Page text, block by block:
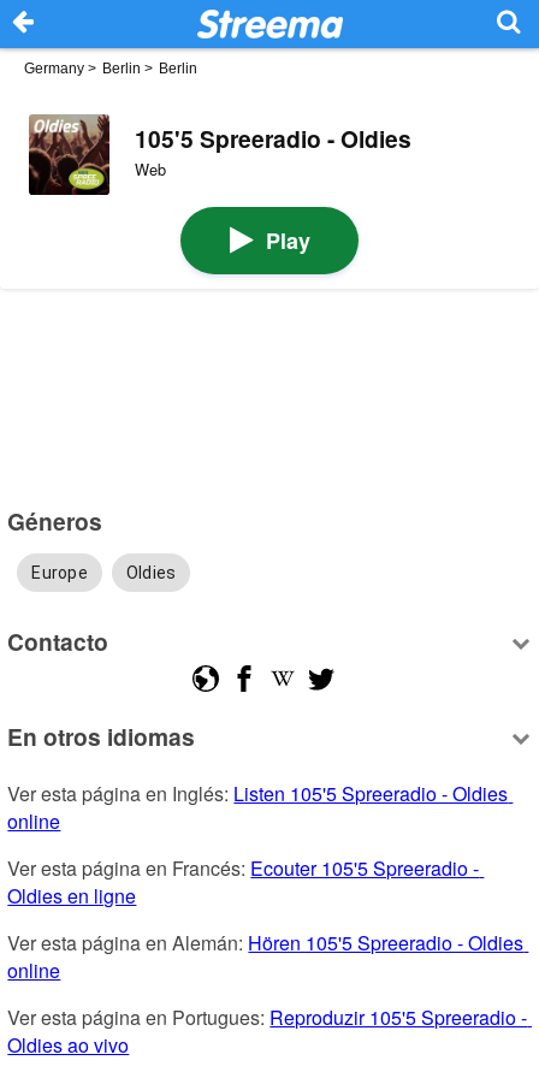
Germany > Berlin > Berlin
105'5 Spreeradio - Oldies
Web
Play
Géneros
Europe Oldies
Contacto
En otros idiomas
Ver esta página en Inglés: Listen 105'5 Spreeradio - Oldies
online
Ver esta página en Francés: Ecouter 105'5 Spreeradio -
Oldies en ligne
Ver esta página en Alemán: Hören 105'5 Spreeradio - Oldies
online
Ver esta página en Portugues: Reproduzir 105'5 Spreeradio -
Oldies ao vivo